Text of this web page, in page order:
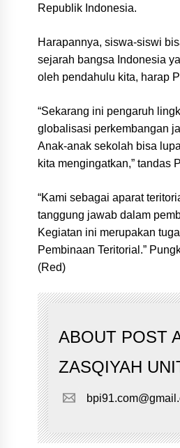
Republik Indonesia.
Harapannya, siswa-siswi
sejarah bangsa Indonesia
oleh pendahulu kita, harap
“Sekarang ini pengaruh
globalisasi perkembangan
Anak-anak sekolah bisa
kita mengingatkan,” tandas
“Kami sebagai aparat
tanggung jawab dalam
Kegiatan ini merupakan
Pembinaan Teritorial.”
(Red)
ABOUT POST
ZASQIYAH